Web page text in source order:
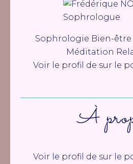
Sophrologie Bien-être
Méditation
Voir le profil de sur le
À
Voir le profil de sur le